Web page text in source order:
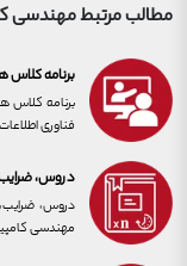
مطالب مرتبطمهندسی
برنامه کلاس
فناوری
دروس،
دروس،
مهندسی